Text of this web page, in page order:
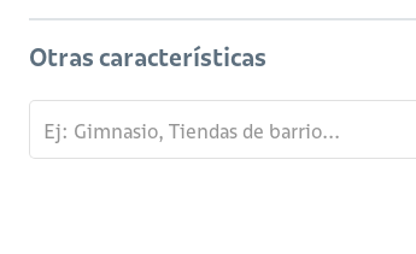
Otras características